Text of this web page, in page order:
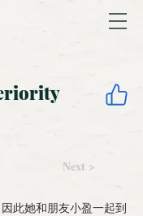
Next >
此她和朋友小盈一起到